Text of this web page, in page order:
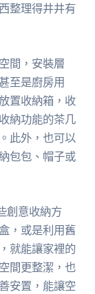
整理得井井有
間，安裝層
至是廚房用
置收納箱，收
納功能的茶几
此外，也可以
包包、帽子或
創意收納方
，或是利用舊
就能讓家裡的
間更整潔，也
安置，能讓空